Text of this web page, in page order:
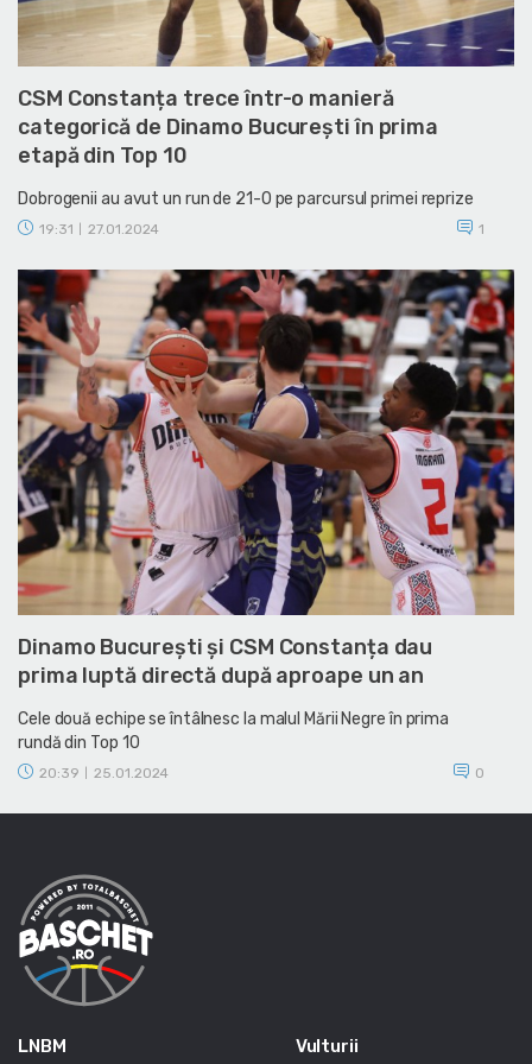
CSM Constanța trece într-o manieră
categorică de Dinamo București în prima
etapă din Top 10
Dobrogenii au avut un run de 21-0 pe parcursul primei reprize
19:31 27.01.2024 1
Dinamo București și CSM Constanța dau
prima luptă directă după aproape un an
Cele două echipe se întâlnesc la malul Mării Negre în prima
rundă din Top 10
20:39 25.01.2024 0
LNBM Vulturii